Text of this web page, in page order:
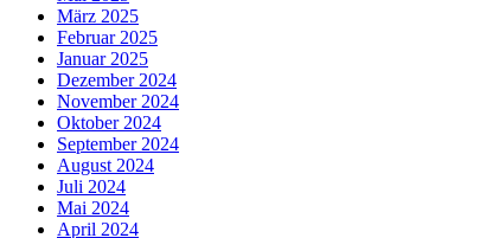
März 2025
Februar 2025
Januar 2025
Dezember 2024
November 2024
Oktober 2024
September 2024
August 2024
Juli 2024
Mai 2024
April 2024